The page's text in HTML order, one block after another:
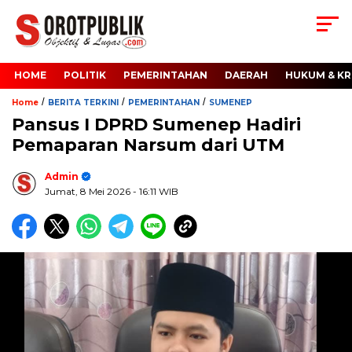
HOME POLITIK PEMERINTAHAN DAERAH HUKUM &
Home / BERITA TERKINI / PEMERINTAHAN / SUMENEP
Pansus I DPRD Sumenep Hadiri
Pemaparan Narsum dari UTM
Admin
Jumat, 8 Mei 2026 - 16:11 WIB